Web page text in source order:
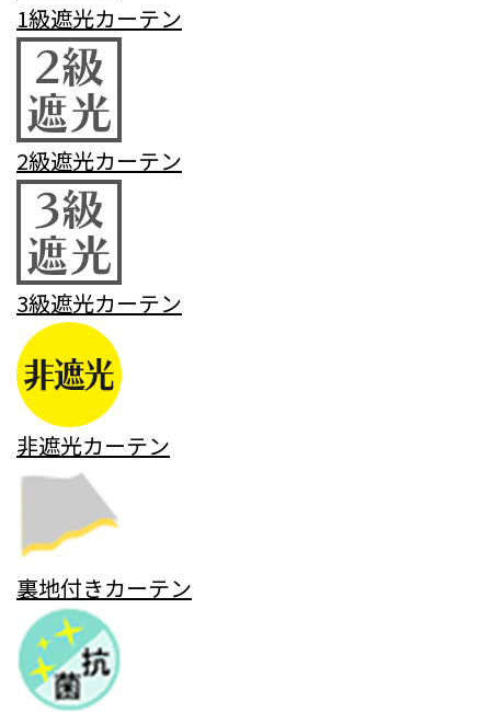
1級遮光カーテン
2級遮光カーテン
3級遮光カーテン
非遮光カーテン
裏地付きカーテン